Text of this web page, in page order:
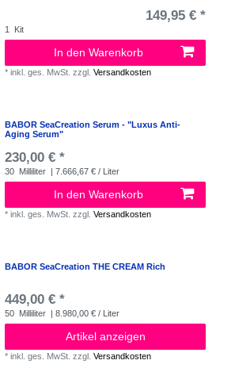
149,95 € *
1 Kit
In den Warenkorb
*inkl. ges. MwSt. zzgl.Versandkosten
BABOR SeaCreation Serum - "Luxus Anti-
Aging Serum"
230,00 € *
30 Milliliter | 7.666,67 € / Liter
In den Warenkorb
*inkl. ges. MwSt. zzgl.Versandkosten
BABOR SeaCreation THE CREAM Rich
449,00 € *
50 Milliliter | 8.980,00 € / Liter
Artikel anzeigen
*inkl. ges. MwSt. zzgl.Versandkosten